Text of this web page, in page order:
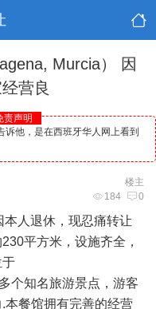
Murcia） 因
营良
责声明
他，是在西班牙华人网上看到
楼主
184 0
人退休，现忍痛转让
平方米，设施齐全，
于
个知名旅游景点，游客
本餐馆拥有完善的经营